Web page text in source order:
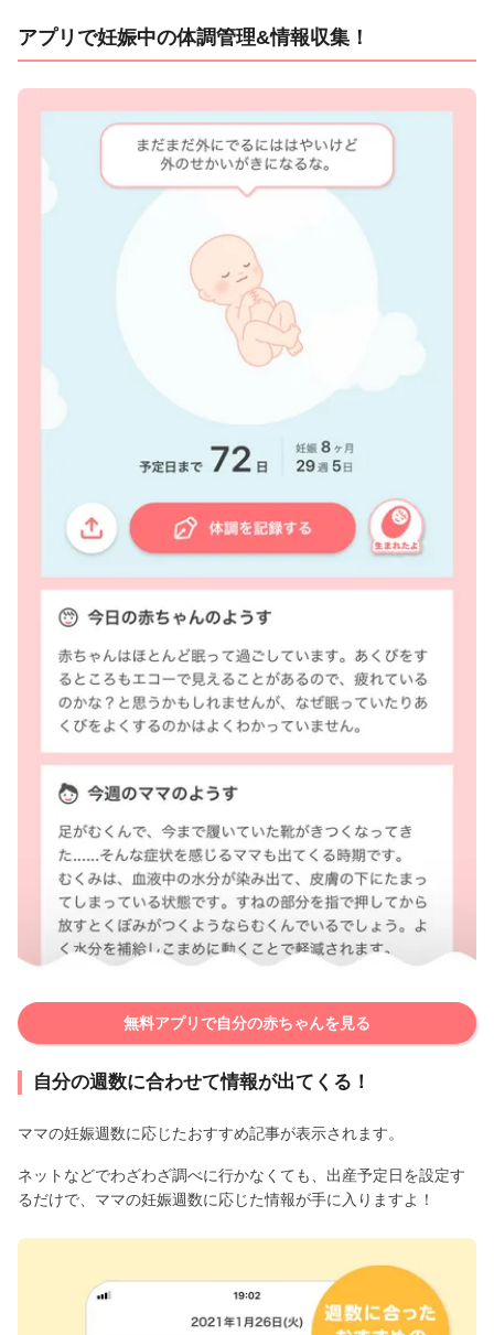
アプリで妊娠中の体調管理&情報収集！
無料アプリで自分の赤ちゃんを見る
自分の週数に合わせて情報が出てくる！
ママの妊娠週数に応じたおすすめ記事が表示されます。
ネットなどでわざわざ調べに行かなくても、出産予定日を設定す
るだけで、ママの妊娠週数に応じた情報が手に入りますよ！